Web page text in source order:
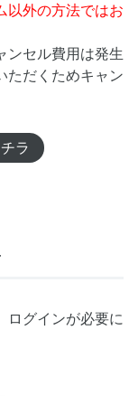
以外の方法ではお
ンセル費用は発生
ただくためキャン
ラ
ログインが必要に